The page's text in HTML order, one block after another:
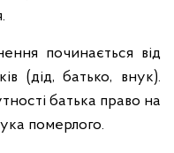
починається від
(дід, батько, внук).
батька право на
померлого.